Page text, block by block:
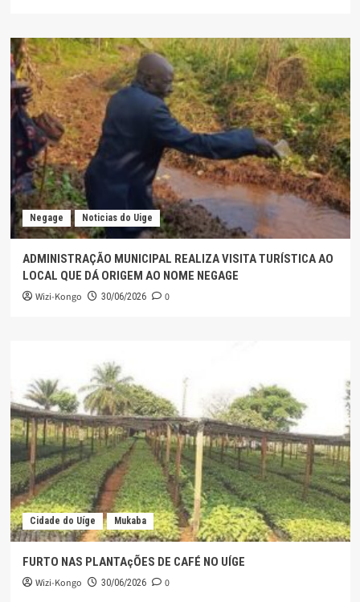
Negage Noticias do Uige
ADMINISTRAÇÃO MUNICIPAL REALIZA VISITA TURÍSTICA AO
LOCAL QUE DÁ ORIGEM AO NOME NEGAGE
Wizi-Kongo 30/06/2026 0
Cidade do Uíge Mukaba
FURTO NAS PLANTAçÕES DE CAFÉ NO UÍGE
Wizi-Kongo 30/06/2026 0